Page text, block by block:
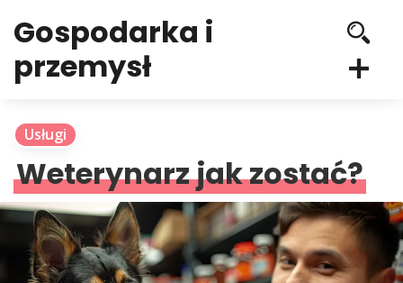
Gospodarka i
przemysł
Usługi
Weterynarz jak zostać?